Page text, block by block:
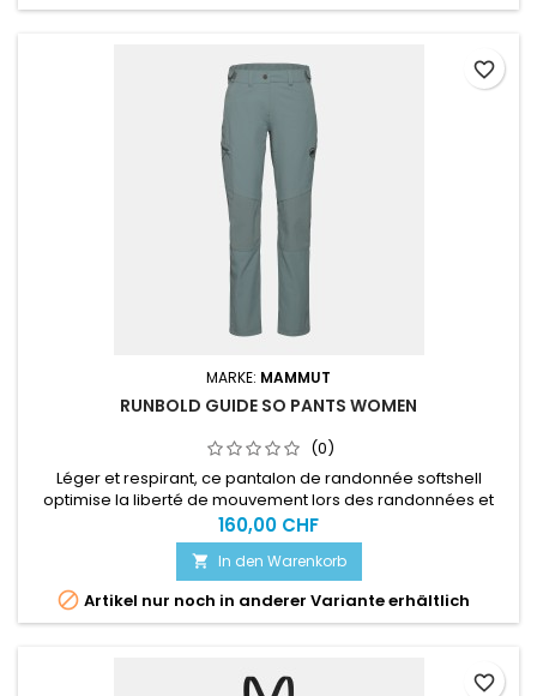
MARKE: MAMMUT
RUNBOLD GUIDE SO PANTS WOMEN
(0)
Léger et respirant, ce pantalon de randonnée softshell
optimise la liberté de mouvement lors des randonnées et
treks en toute saison.
160,00 CHF
 In den Warenkorb
 Artikel nur noch in anderer Variante erhältlich
favorite_border
favorite_border